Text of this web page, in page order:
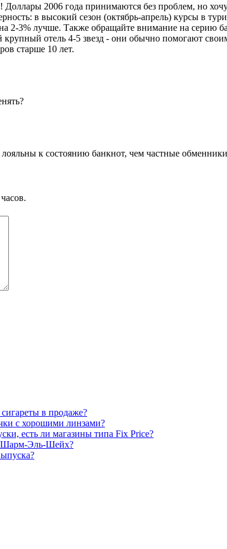
2006 года принимаются без проблем, но
в высокий сезон (октябрь-апрель) курсы в
2-3% лучше. Также обращайте внимание на серию
отель 4-5 звезд - они обычно помогают
старше 10 лет.
к состоянию банкнот, чем частные
в продаже?
с хорошими линзами?
есть ли магазины типа Fix Price?
Шарм-Эль-Шейх?